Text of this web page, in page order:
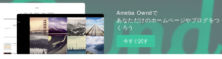
Ameba Owndで
あなただけのホームページやブログをつ
くろう
今すぐ試す